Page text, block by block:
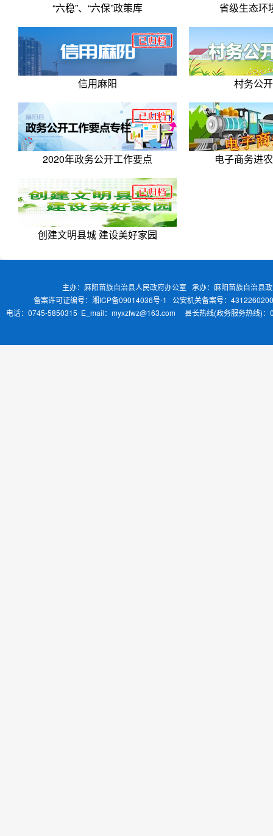
“六稳”、“六保”政策库 省级生态环
信用麻阳 村务公
2020年政务公开工作要点 电子商务进
创建文明县城 建设美好家园
主办：麻阳苗族自治县人民政府办公室 承办：麻阳苗族自治县
备案许可证编号：湘ICP备09014036号-1
公安机关备案号：
电话：0745-5850315 E_mail：myxzfwz@163.com 县长热线(政务服务热线)